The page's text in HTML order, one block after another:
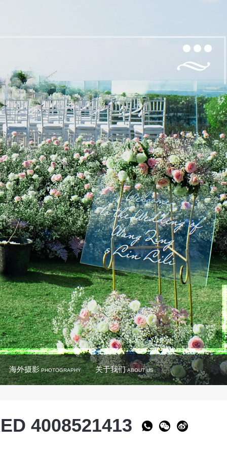
海外摄影PHOTOGRAPHY 关于我们ABOUT US
4008521413